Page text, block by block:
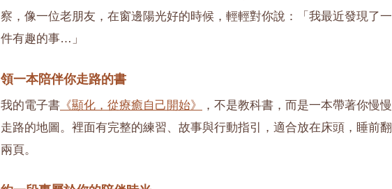
察，像一位老朋友，在窗邊陽光好的時候，輕輕對你說：「我最近發現了一
件有趣的事…」
領一本陪伴你走路的書
我的電子書 《顯化，從療癒自己開始》
，不是教科書，而是一本帶著你慢慢
走路的地圖。裡面有完整的練習、故事與行動指引，適合放在床頭，睡前翻
兩頁。